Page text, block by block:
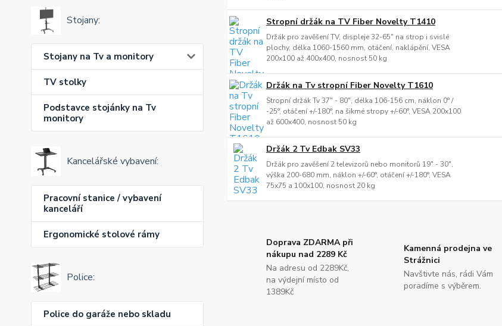
Stojany:
Stojany na Tv a monitory
TV stolky
Podstavce stojánky na Tv
monitory
Kancelářské vybavení:
Pracovní stanice / vybavení
kanceláří
Ergonomické stolové rámy
Police:
Police do garáže nebo skladu
Stropní držák na TV Fiber Novelty T1410
Držák pro zavěšení TV, displeje 32-65" na strop i svislé
plochy, délka 1060-1560 mm, otáčení, naklápění, VESA
200x100 až 400x400, nosnost 50 kg
Držák na Tv stropní Fiber Novelty T1610
Stropní držák Tv 37" - 80", délka 106-156 cm, náklon 0° /
-25°, otáčení +/-180°, na šikmé stropy +/-60°, VESA 200x100
až 600x400, nosnost 50 kg
Držák 2 Tv Edbak SV33
Držák pro zavěšení 2 televizorů nebo monitorů 19" - 30",
výška 200-680 mm, náklon +/-60°, otáčení +/-180°, VESA
75x75 a 100x100, nosnost 20 kg
Doprava ZDARMA při
nákupu nad 2289 Kč
Na adresu od 2289Kč,
na výdejní místo od
1389Kč
Kamenná prodejna ve
Strážnici
Navštivte nás, rádi Vám
poradíme s výběrem.